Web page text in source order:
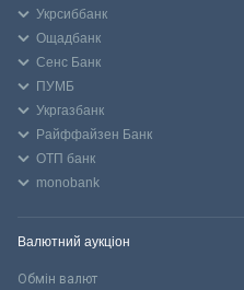
Укрсиббанк
Ощадбанк
Сенс Банк
ПУМБ
Укргазбанк
Райффайзен Банк
ОТП банк
monobank
Валютний аукціон
Обмін валют